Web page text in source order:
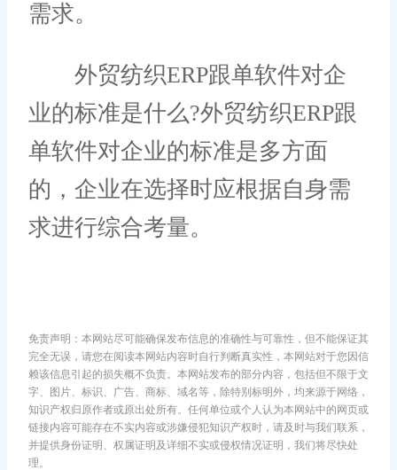
需求。
外贸纺织ERP跟单软件对企
业的标准是什么?外贸纺织ERP跟
单软件对企业的标准是多方面
的，企业在选择时应根据自身需
求进行综合考量。
免责声明：本网站尽可能确保发布信息的准确性与可靠性，但不能保证其
完全无误，请您在阅读本网站内容时自行判断真实性，本网站对于您因信
赖该信息引起的损失概不负责。本网站发布的部分内容，包括但不限于文
字、图片、标识、广告、商标、域名等，除特别标明外，均来源于网络，
知识产权归原作者或原出处所有。任何单位或个人认为本网站中的网页或
链接内容可能存在不实内容或涉嫌侵犯知识产权时，请及时与我们联系，
并提供身份证明、权属证明及详细不实或侵权情况证明，我们将尽快处
理。